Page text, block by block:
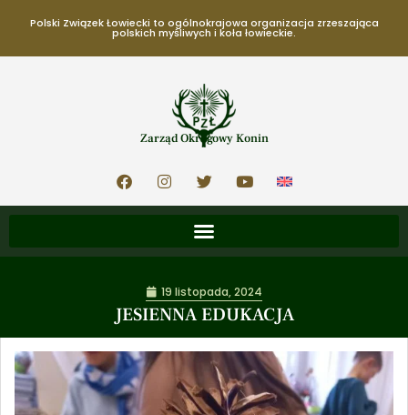
Polski Związek Łowiecki to ogólnokrajowa organizacja zrzeszająca
polskich myśliwych i koła łowieckie.
Zarząd Okręgowy Konin
JESIENNA EDUKACJA
19 listopada, 2024